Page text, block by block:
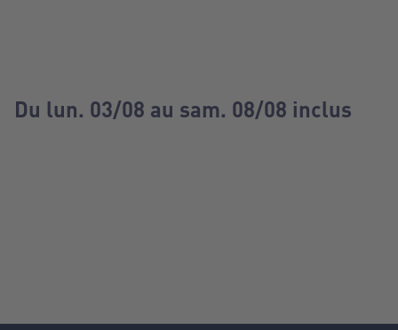
Du lun. 03/08 au sam. 08/08 inclus